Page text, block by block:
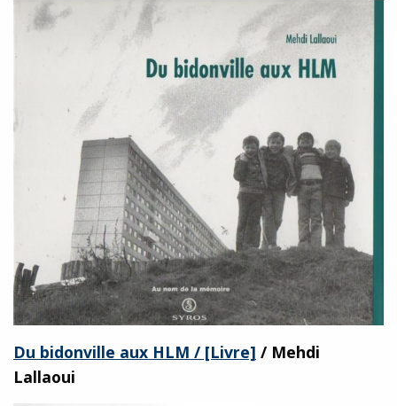
Du bidonville aux HLM / [Livre] / Mehdi
Lallaoui